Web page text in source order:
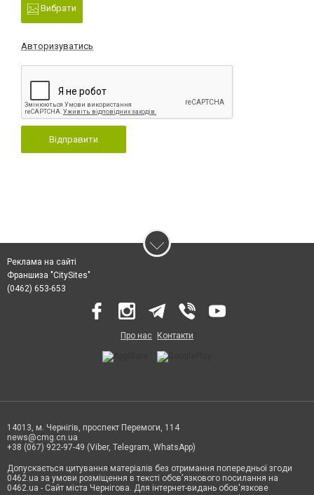
Вибрати
Авторизуватись
Відправити
Реклама на сайті
Франшиза "CitySites"
(0462) 653-653
Про нас Контакти
14013, м. Чернігів, проспект Перемоги, 114
news@cmg.cn.ua
+38 (067) 922-97-49 (Viber, Telegram, WhatsApp)
Допускається цитування матеріалів без отримання попередньої згоди
0462.ua за умови розміщення в тексті обов'язкового посилання на
0462.ua - Сайт міста Чернігова. Для інтернет-видань обов'язкове